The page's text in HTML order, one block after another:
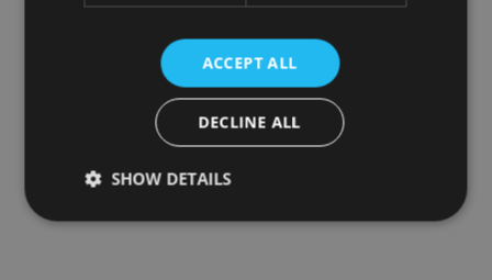
ACCEPT ALL
DECLINE ALL
SHOW DETAILS